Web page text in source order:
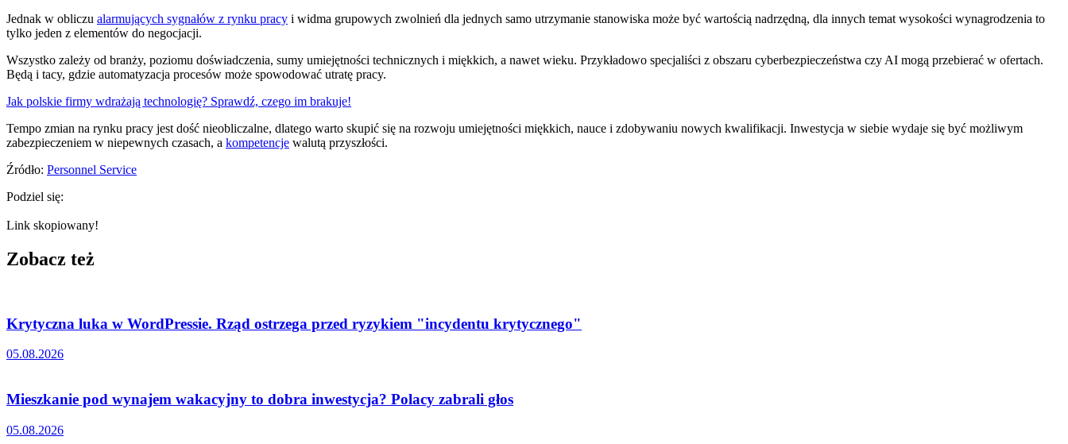
Jednak w obliczu alarmujących sygnałów z rynku pracy i widma grupowych zwolnień dla jednych samo utrzymanie stanowiska może być wartością nadrzędną, dla innych temat wysokości wynagrodzenia to
tylko jeden z elementów do negocjacji.
Wszystko zależy od branży, poziomu doświadczenia, sumy umiejętności technicznych i miękkich, a nawet wieku. Przykładowo specjaliści z obszaru cyberbezpieczeństwa czy AI mogą przebierać w ofertach.
Będą i tacy, gdzie automatyzacja procesów może spowodować utratę pracy.
Jak polskie firmy wdrażają technologię? Sprawdź, czego im brakuje!
Tempo zmian na rynku pracy jest dość nieobliczalne, dlatego warto skupić się na rozwoju umiejętności miękkich, nauce i zdobywaniu nowych kwalifikacji. Inwestycja w siebie wydaje się być możliwym
zabezpieczeniem w niepewnych czasach, a kompetencje walutą przyszłości.
Źródło: Personnel Service
Podziel się:
Link skopiowany!
Zobacz też
Krytyczna luka w WordPressie. Rząd ostrzega przed ryzykiem "incydentu krytycznego"
05.08.2026
Mieszkanie pod wynajem wakacyjny to dobra inwestycja? Polacy zabrali głos
05.08.2026